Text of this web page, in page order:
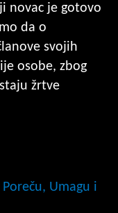
novac je gotovo
da o
svojih
osobe, zbog
žrtve
Umagu i